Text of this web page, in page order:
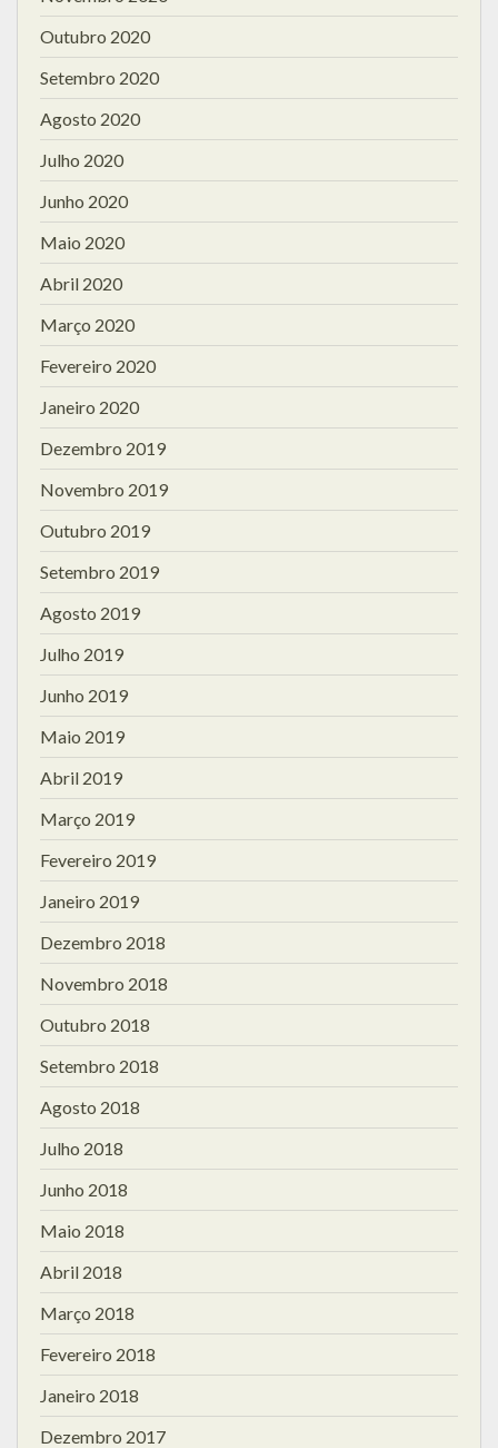
Outubro 2020
Setembro 2020
Agosto 2020
Julho 2020
Junho 2020
Maio 2020
Abril 2020
Março 2020
Fevereiro 2020
Janeiro 2020
Dezembro 2019
Novembro 2019
Outubro 2019
Setembro 2019
Agosto 2019
Julho 2019
Junho 2019
Maio 2019
Abril 2019
Março 2019
Fevereiro 2019
Janeiro 2019
Dezembro 2018
Novembro 2018
Outubro 2018
Setembro 2018
Agosto 2018
Julho 2018
Junho 2018
Maio 2018
Abril 2018
Março 2018
Fevereiro 2018
Janeiro 2018
Dezembro 2017